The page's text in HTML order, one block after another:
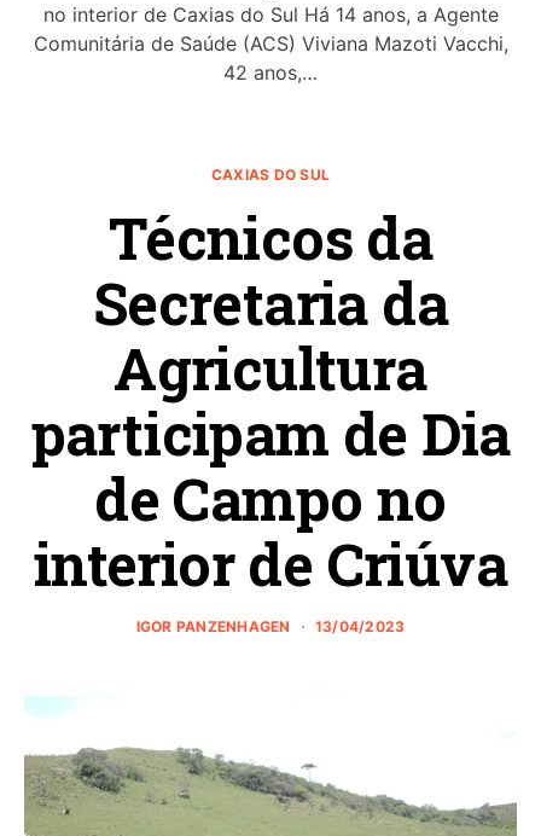
no interior de Caxias do Sul Há 14 anos, a Agente
Comunitária de Saúde (ACS) Viviana Mazoti Vacchi,
42 anos,…
CAXIAS DO SUL
Técnicos da
Secretaria da
Agricultura
participam de Dia
de Campo no
interior de Criúva
IGOR PANZENHAGEN 13/04/2023